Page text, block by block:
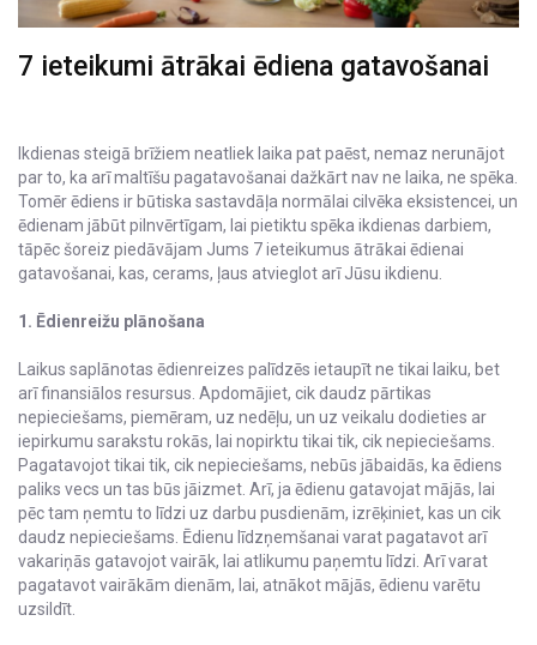
7 ieteikumi ātrākai ēdiena gatavošanai
Ikdienas steigā brīžiem neatliek laika pat paēst, nemaz nerunājot
par to, ka arī maltīšu pagatavošanai dažkārt nav ne laika, ne spēka.
Tomēr ēdiens ir būtiska sastavdāļa normālai cilvēka eksistencei, un
ēdienam jābūt pilnvērtīgam, lai pietiktu spēka ikdienas darbiem,
tāpēc šoreiz piedāvājam Jums 7 ieteikumus ātrākai ēdienai
gatavošanai, kas, cerams, ļaus atvieglot arī Jūsu ikdienu.
1. Ēdienreižu plānošana
Laikus saplānotas ēdienreizes palīdzēs ietaupīt ne tikai laiku, bet
arī finansiālos resursus. Apdomājiet, cik daudz pārtikas
nepieciešams, piemēram, uz nedēļu, un uz veikalu dodieties ar
iepirkumu sarakstu rokās, lai nopirktu tikai tik, cik nepieciešams.
Pagatavojot tikai tik, cik nepieciešams, nebūs jābaidās, ka ēdiens
paliks vecs un tas būs jāizmet. Arī, ja ēdienu gatavojat mājās, lai
pēc tam ņemtu to līdzi uz darbu pusdienām, izrēķiniet, kas un cik
daudz nepieciešams. Ēdienu līdzņemšanai varat pagatavot arī
vakariņās gatavojot vairāk, lai atlikumu paņemtu līdzi. Arī varat
pagatavot vairākām dienām, lai, atnākot mājās, ēdienu varētu
uzsildīt.